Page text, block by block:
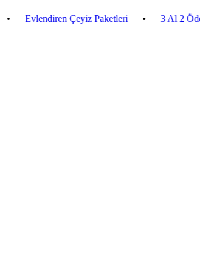
Evlendiren Çeyiz Paketleri • 3 Al 2 Öde •